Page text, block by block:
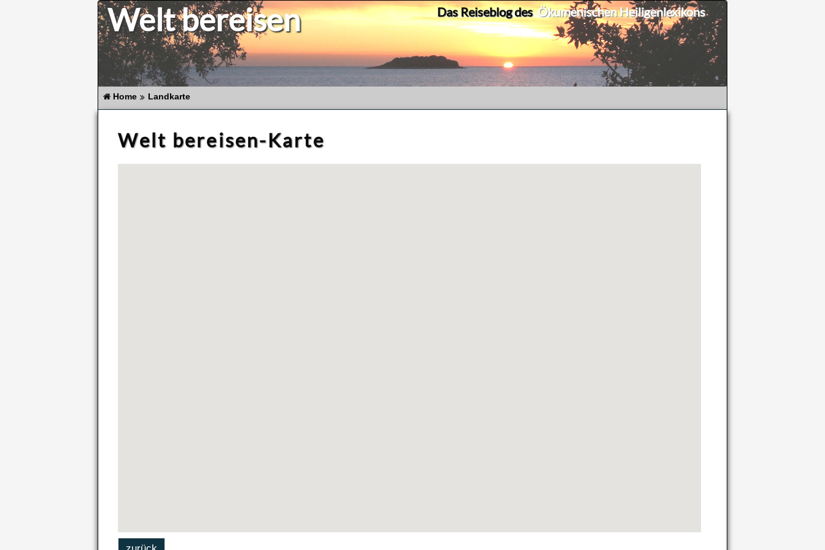
Welt bereisen Das Reiseblog desÖkumenischen Heiligenlexikons
Home Landkarte
Welt be­rei­sen-Kar­te